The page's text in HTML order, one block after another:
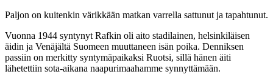
Paljon on kuitenkin värikkään matkan varrella sattunut ja tapahtunut.
Vuonna 1944 syntynyt Rafkin oli aito stadilainen, helsinkiläisen
äidin ja Venäjältä Suomeen muuttaneen isän poika. Denniksen
passiin on merkitty syntymäpaikaksi Ruotsi, sillä hänen äiti
lähetettiin sota-aikana naapurimaahamme synnyttämään.